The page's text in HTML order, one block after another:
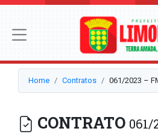
Home Contratos 061/2023 –
CONTRATO 061/